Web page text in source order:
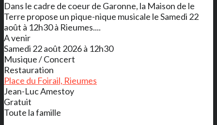
Dans le cadre de coeur de Garonne, la Maison de le
Terre propose un pique-nique musicale le Samedi 22
août à 12h30 à Rieumes....
A venir
Samedi 22 août 2026 à 12h30
Musique / Concert
Restauration
Place du Foirail, Rieumes
Jean-Luc Amestoy
Gratuit
Toute la famille